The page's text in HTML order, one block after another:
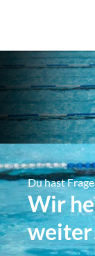
Du hast
Wir